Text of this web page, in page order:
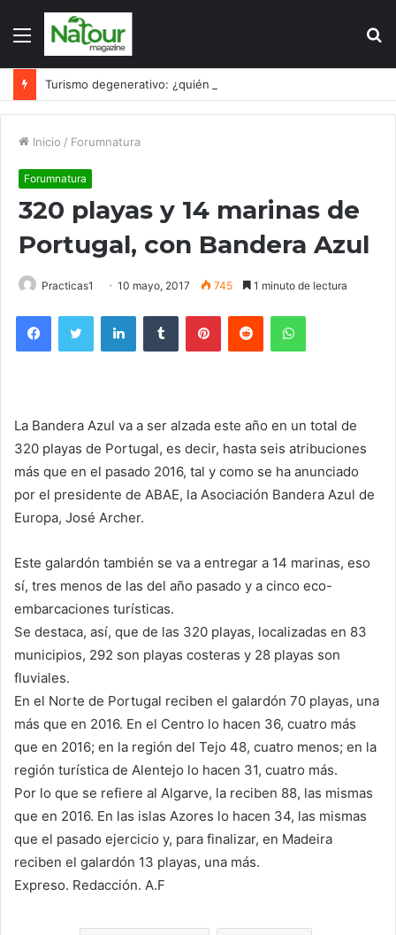
Menú
Inicio / Forumnatura
Forumnatura
320 playas y 14 marinas de
Portugal, con Bandera Azul
Practicas1 10 mayo, 2017 745 1 minuto de lectura
FacebookTwitter LinkedInTumblr PinterestReddit WhatsApp
La Bandera Azul va a ser alzada este año en un total de
320 playas de Portugal, es decir, hasta seis atribuciones
más que en el pasado 2016, tal y como se ha anunciado
por el presidente de ABAE, la Asociación Bandera Azul de
Europa, José Archer.
Este galardón también se va a entregar a 14 marinas, eso
sí, tres menos de las del año pasado y a cinco eco-
embarcaciones turísticas.
Se destaca, así, que de las 320 playas, localizadas en 83
municipios, 292 son playas costeras y 28 playas son
fluviales.
En el Norte de Portugal reciben el galardón 70 playas, una
más que en 2016. En el Centro lo hacen 36, cuatro más
que en 2016; en la región del Tejo 48, cuatro menos; en la
región turística de Alentejo lo hacen 31, cuatro más.
Por lo que se refiere al Algarve, la reciben 88, las mismas
que en 2016. En las islas Azores lo hacen 34, las mismas
que el pasado ejercicio y, para finalizar, en Madeira
reciben el galardón 13 playas, una más.
Expreso. Redacción. A.F